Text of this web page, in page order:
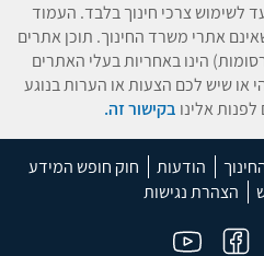
לשימוש צרכי חינוך בלבד. העמוד
אתרי משרד החינוך. תוכן אתרים
הינו באחריות בעלי האתרים
שיש לכם הצעות או הערות בנוגע
אלינו בקישור זה.
הודעות
חוק חופש המידע
הצהרת נגישות